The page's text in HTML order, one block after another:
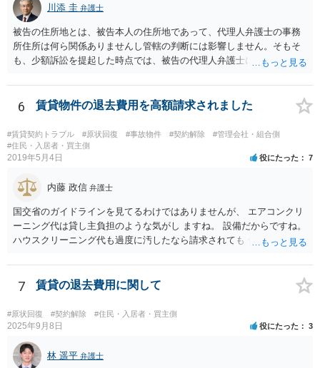
川添 圭 弁護士
被告の住所地とは、被告本人の住所地であって、代理人弁護士の事務
所住所は何ら関係ありませんし管轄の判断には影響しません。そもそ
も、少額訴訟を提起した時点では、被告の代理人弁護士には民事訴訟
6 賃貸物件の退去費用を高額請求されました
#賃貸契約トラブル #原状回復 #事故物件 #契約解除
#管理会社・組合側
#住民・入居者・買主側
2019年5月4日 役にたった 7
内藤 政信 弁護士
国交省のガイドラインを見てるわけではありませんが、 エアコンクリ
ーニング代は貸し主負担のような気がし ますね。 設備だからですね。
ハウスクリーニング代も過度に汚したなら請求されても 仕方ないでし
の借主のための清掃だと思いますね。 ほっといて争ってみたらいいで
しょう。
7 賃貸の退去費用に関して
#原状回復 #契約解除 #住民・入居者・買主側
2025年9月8日 役にたった 3
林 遥平 弁護士